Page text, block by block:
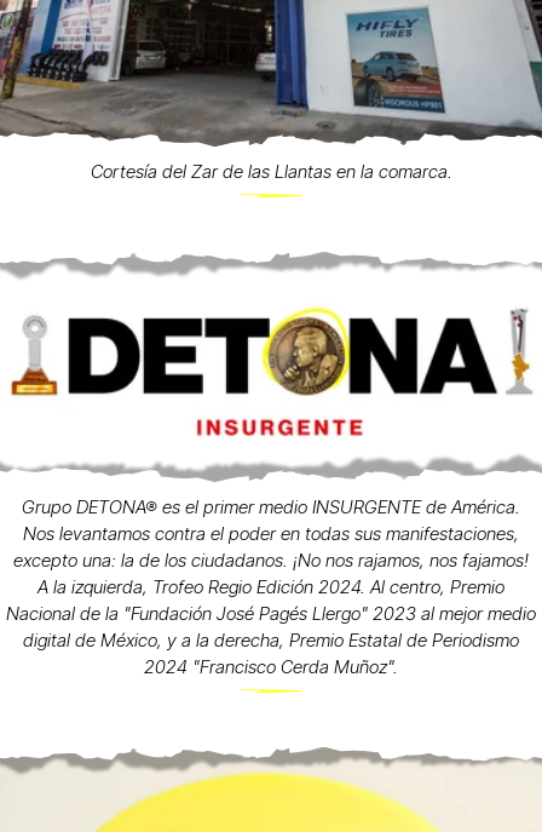
Cortesía del Zar de las Llantas en la comarca.
Grupo DETONA® es el primer medio INSURGENTE de América.
Nos levantamos contra el poder en todas sus manifestaciones,
excepto una: la de los ciudadanos. ¡No nos rajamos, nos fajamos!
A la izquierda, Trofeo Regio Edición 2024. Al centro, Premio
Nacional de la "Fundación José Pagés Llergo" 2023 al mejor medio
digital de México, y a la derecha, Premio Estatal de Periodismo
2024 "Francisco Cerda Muñoz".